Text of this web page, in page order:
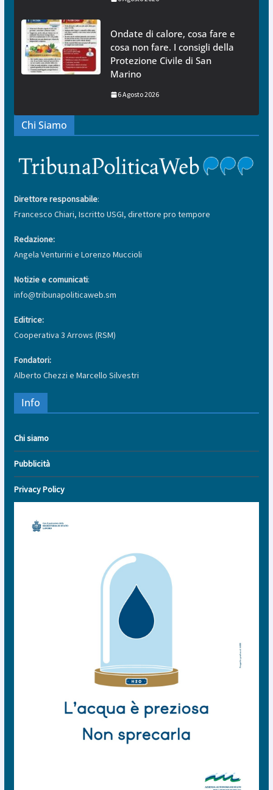
Ondate di calore, cosa fare e
cosa non fare. I consigli della
Protezione Civile di San
Marino
6 Agosto 2026
Chi Siamo
Direttore responsabile:
Francesco Chiari, Iscritto USGI, direttore pro tempore
Redazione:
Angela Venturini e Lorenzo Muccioli
Notizie e comunicati:
info@tribunapoliticaweb.sm
Editrice:
Cooperativa 3 Arrows (RSM)
Fondatori:
Alberto Chezzi e Marcello Silvestri
Info
Chi siamo
Pubblicità
Privacy Policy